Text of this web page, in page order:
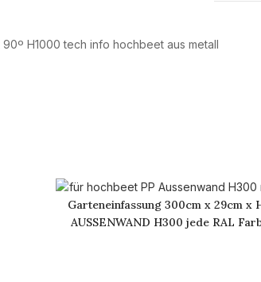
Garteneinfassung 300cm x 29cm x
AUSSENWAND H300 jede RAL